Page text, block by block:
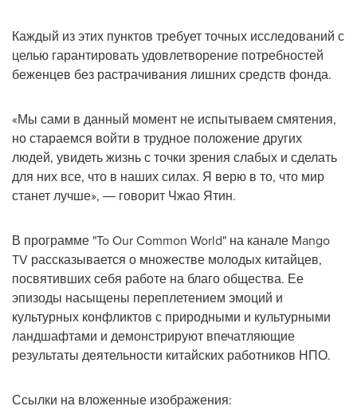
Каждый из этих пунктов требует точных исследований с
целью гарантировать удовлетворение потребностей
беженцев без растрачивания лишних средств фонда.
«Мы сами в данный момент не испытываем смятения,
но стараемся войти в трудное положение других
людей, увидеть жизнь с точки зрения слабых и сделать
для них все, что в наших силах. Я верю в то, что мир
станет лучше», ― говорит Чжао Ятин.
В программе "To Our Common World" на канале Mango
TV рассказывается о множестве молодых китайцев,
посвятивших себя работе на благо общества. Ее
эпизоды насыщены переплетением эмоций и
культурных конфликтов с природными и культурными
ландшафтами и демонстрируют впечатляющие
результаты деятельности китайских работников НПО.
Ссылки на вложенные изображения: